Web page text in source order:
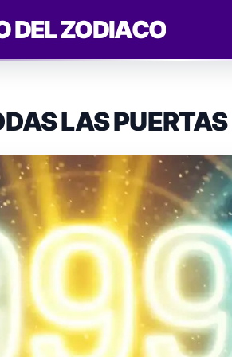
DEL ZODIACO
LAS